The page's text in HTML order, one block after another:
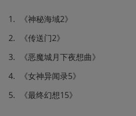
《神秘海域2》
《传送门2》
《恶魔城月下夜想曲》
《女神异闻录5》
《最终幻想15》